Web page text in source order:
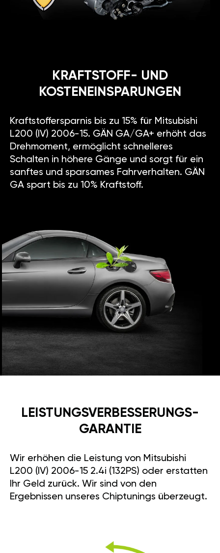
KRAFTSTOFF- UND
KOSTENEINSPARUNGEN
Kraftstoffersparnis bis zu 15% für Mitsubishi
L200 (IV) 2006-15. GÄN GA/GA+ erhöht das
Drehmoment, ermöglicht schnelleres
Schalten in höhere Gänge und sorgt für ein
sanftes und sparsames Fahrverhalten. GÄN
GA spart bis zu 10% Kraftstoff.
LEISTUNGSVERBESSE­RUNGS­
GARANTIE
Wir erhöhen die Leistung von Mitsubishi
L200 (IV) 2006-15 2.4i (132PS) oder erstatten
Ihr Geld zurück. Wir sind von den
Ergebnissen unseres Chiptunings überzeugt.